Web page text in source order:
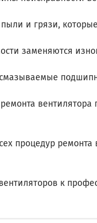
и грязи,
заменяются
вентилятора
процедур
к